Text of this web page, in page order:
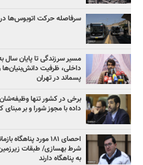
سرفاصله حرکت اتوبوس‌ها در خط ۱۰ بی‌.آر.تی
داخلی، ظرفیت
پسماند در تهران
برخی در کشور تنها
داده با مجوز شورا و بر
احصای ۱۸۱ مورد
به پناهگاه دارند